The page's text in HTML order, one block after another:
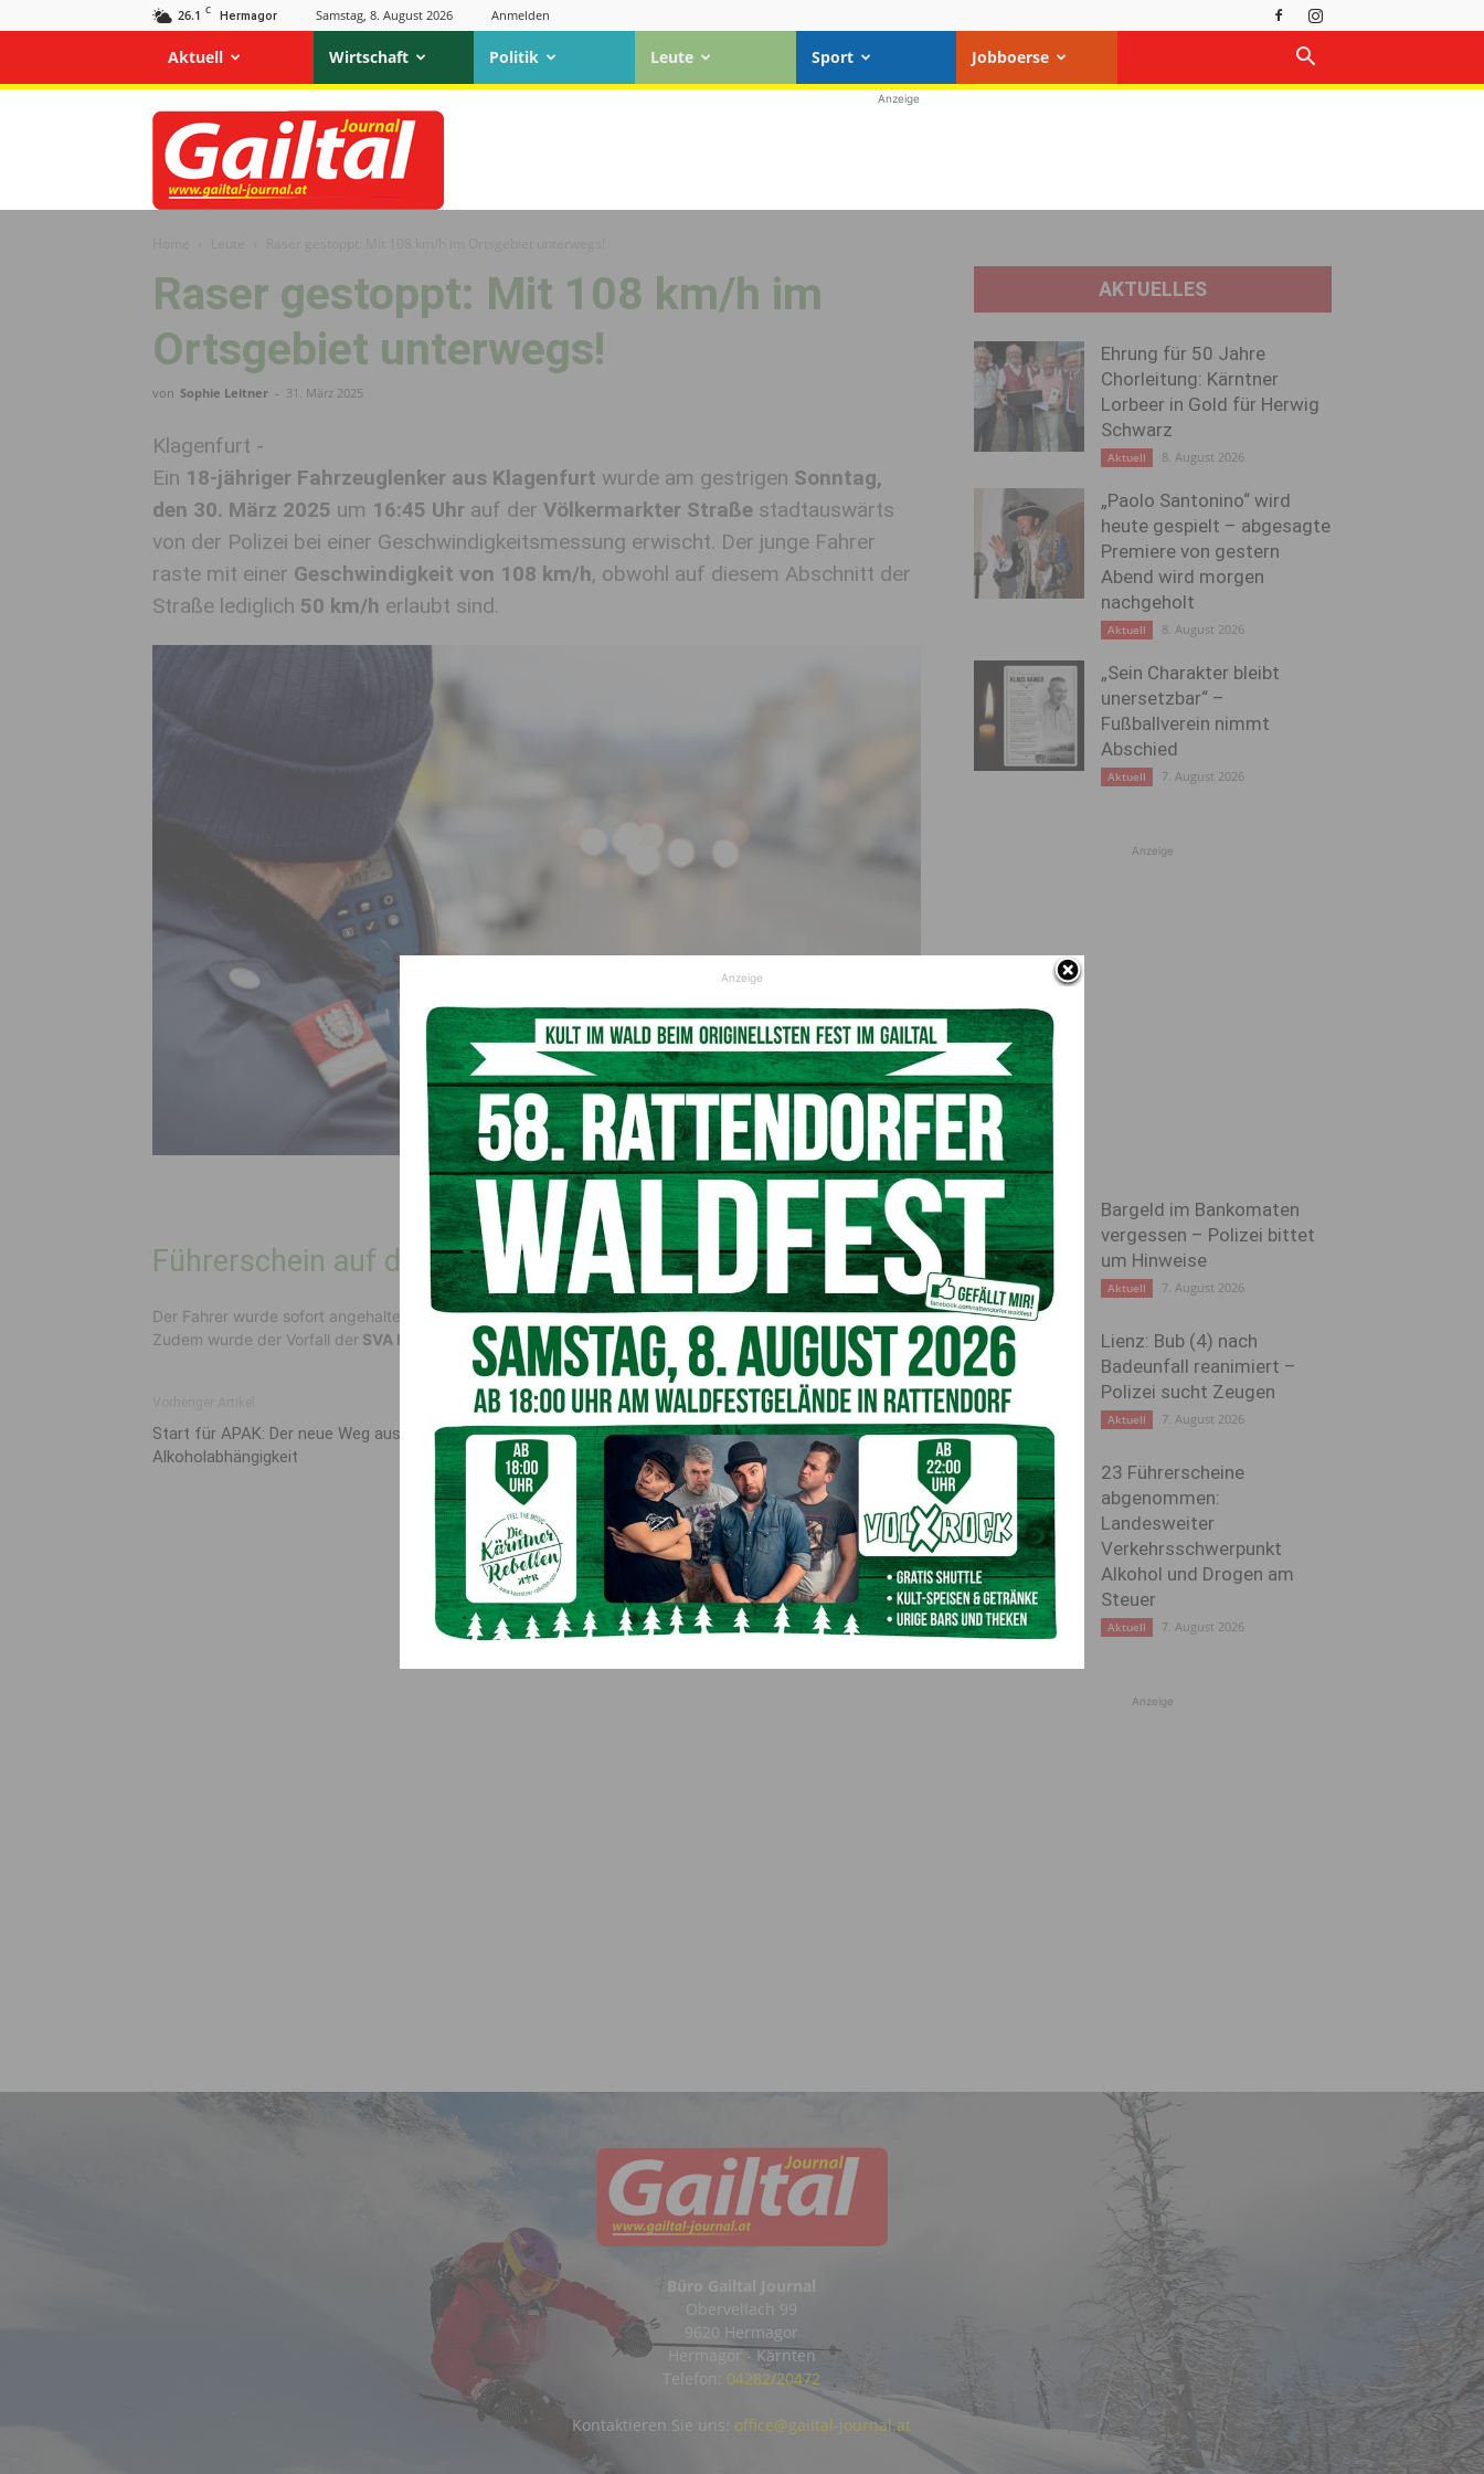
26.1 C Hermagor Samstag, 8. August 2026 Anmelden
Aktuell Wirtschaft Politik Leute Sport Jobboerse
Gailtal
Journal
Anzeige
Raser gestoppt: Mit 108 km/h im
Ortsgebiet unterwegs!
von Sophie Leitner - 31. März 2025
Klagenfurt -
Ein 18-jähriger Fahrzeuglenker aus Klagenfurt wurde am gestrigen Sonntag,
den 30. März 2025 um 16:45 Uhr auf der Völkermarkter Straße stadtauswärts
von der Polizei bei einer Geschwindigkeitsmessung erwischt. Der junge Fahrer
raste mit einer Geschwindigkeit von 108 km/h, obwohl auf diesem Abschnitt der
Straße lediglich 50 km/h erlaubt sind.
© AdobeStock
Führerschein auf der Stelle abgenommen
Der Fahrer wurde sofort angehalten, und ihm wurde der Führerschein an Ort und Stelle abgenommen.
Zudem wurde der Vorfall der SVA Klagenfurt zur Anzeige gebracht.
Start für APAK: Der neue Weg aus der
Alkoholabhängigkeit
Nächster Artikel
E-Zigaretten & Nikotinbeutel: Wie sich das
Rauchverhalten unter Jugendlichen verändert
AKTUELLES
Ehrung für 50 Jahre
Chorleitung: Kärntner
Lorbeer in Gold für Herwig
Schwarz
Aktuell 8. August 2026
„Paolo Santonino“ wird
heute gespielt – abgesagte
Premiere von gestern
Abend wird morgen
nachgeholt
Aktuell 8. August 2026
„Sein Charakter bleibt
unersetzbar“ –
Fußballverein nimmt
Abschied
Aktuell 7. August 2026
Anzeige
Bargeld im Bankomaten
vergessen – Polizei bittet
um Hinweise
Aktuell 7. August 2026
Lienz: Bub (4) nach
Badeunfall reanimiert –
Polizei sucht Zeugen
Aktuell 7. August 2026
23 Führerscheine
abgenommen:
Landesweiter
Verkehrsschwerpunkt
Alkohol und Drogen am
Steuer
Aktuell 7. August 2026
Anzeige
Büro Gailtal Journal
Obervellach 99
9620 Hermagor
Hermagor - Kärnten
Telefon: 04282/20472
Kontaktieren Sie uns: office@gailtal-journal.at
Anzeige